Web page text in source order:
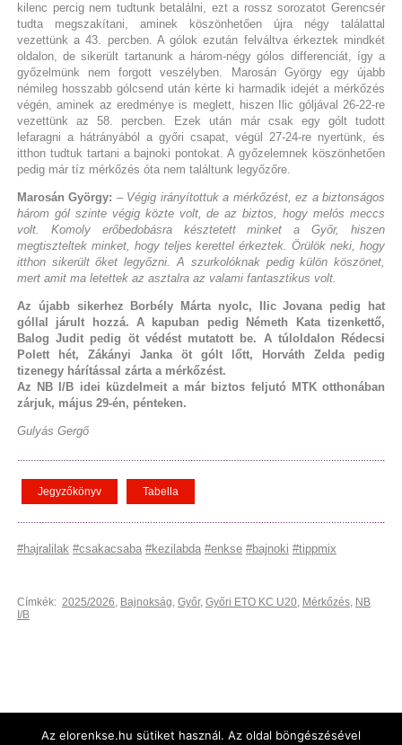
kilenc percig nem tudtunk betalálni, ezt a rossz sorozatot Gerencsér
tudta megszakítani, aminek köszönhetően újra négy találattal
vezettünk a 43. percben. A gólok ezután felváltva érkeztek mindkét
oldalon, de sikerült tartanunk a három-négy gólos differenciát, így a
győzelmünk nem forgott veszélyben. Marosán György egy újabb
némileg hosszabb gólcsend után kérte ki harmadik idejét a mérkőzés
végén, aminek az eredménye is meglett, hiszen Ilic góljával 26-22-re
vezettünk az 58. percben. Ezek után már csak egy gólt tudott
lefaragni a hátrányából a győri csapat, végül 27-24-re nyertünk, és
itthon tudtuk tartani a bajnoki pontokat. A győzelemnek köszönhetően
pedig már tíz mérkőzés óta nem találtunk legyőzőre.
Marosán György: – Végig irányítottuk a mérkőzést, ez a biztonságos
három gól szinte végig közte volt, de az biztos, hogy melós meccs
volt. Komoly erőbedobásra késztetett minket a Győr, hiszen
megtiszteltek minket, hogy teljes kerettel érkeztek. Örülök neki, hogy
itthon sikerült őket legyőzni. A szurkolóknak pedig külön köszönet,
mert amit ma letettek az asztalra az valami fantasztikus volt.
Az újabb sikerhez Borbély Márta nyolc, Ilic Jovana pedig hat
góllal járult hozzá. A kapuban pedig Németh Kata tizenkettő,
Balog Judit pedig öt védést mutatott be. A túloldalon Rédecsi
Polett hét, Zákányi Janka öt gólt lőtt, Horváth Zelda pedig
tizenegy hárítással zárta a mérkőzést.
Az NB I/B idei küzdelmeit a már biztos feljutó MTK otthonában
zárjuk, május 29-én, pénteken.
Gulyás Gergő
Jegyzőkönyv Tabella
#hajralilak #csakacsaba #kezilabda #enkse #bajnoki #tippmix
Címkék: 2025/2026, Bajnokság, Győr, Győri ETO KC U20, Mérkőzés, NB
I/B
Az elorenkse.hu sütiket használ. Az oldal böngészésével